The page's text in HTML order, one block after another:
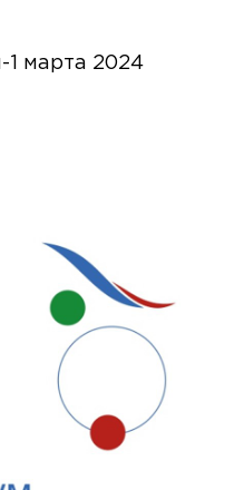
марта 2024